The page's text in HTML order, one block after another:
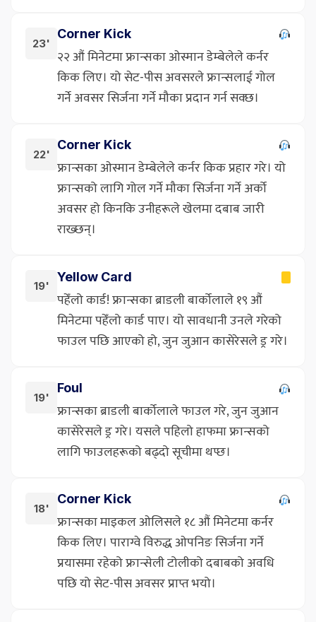
23'
Corner Kick
२२ औं मिनेटमा फ्रान्सका ओस्मान डेम्बेलेले कर्नर
किक लिए। यो सेट-पीस अवसरले फ्रान्सलाई गोल
गर्ने अवसर सिर्जना गर्ने मौका प्रदान गर्न सक्छ।
22'
Corner Kick
फ्रान्सका ओस्मान डेम्बेलेले कर्नर किक प्रहार गरे। यो
फ्रान्सको लागि गोल गर्ने मौका सिर्जना गर्ने अर्को
अवसर हो किनकि उनीहरूले खेलमा दबाब जारी
राख्छन्।
19'
Yellow Card
पहेँलो कार्ड! फ्रान्सका ब्राडली बार्कोलाले १९ औं
मिनेटमा पहेँलो कार्ड पाए। यो सावधानी उनले गरेको
फाउल पछि आएको हो, जुन जुआन कासेरेसले ड्र गरे।
19'
Foul
फ्रान्सका ब्राडली बार्कोलाले फाउल गरे, जुन जुआन
कासेरेसले ड्र गरे। यसले पहिलो हाफमा फ्रान्सको
लागि फाउलहरूको बढ्दो सूचीमा थप्छ।
18'
Corner Kick
फ्रान्सका माइकल ओलिसले १८ औं मिनेटमा कर्नर
किक लिए। पाराग्वे विरुद्ध ओपनिङ सिर्जना गर्ने
प्रयासमा रहेको फ्रान्सेली टोलीको दबाबको अवधि
पछि यो सेट-पीस अवसर प्राप्त भयो।